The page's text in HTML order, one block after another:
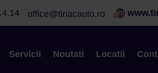
office@tiriacauto.ro
Servicii Noutati Locatii